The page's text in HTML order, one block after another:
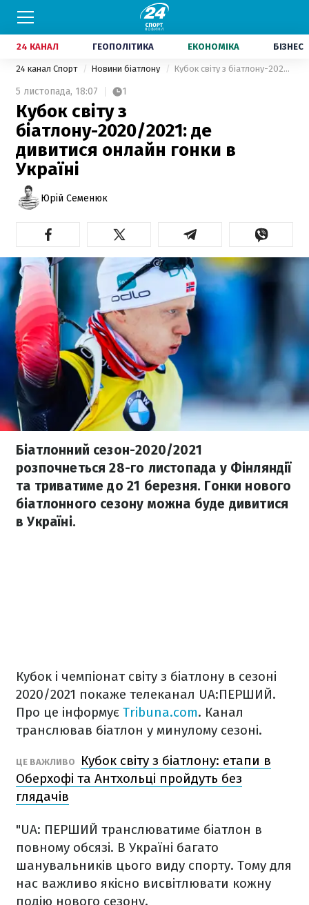
24 КАНАЛ ГЕОПОЛІТИКА ЕКОНОМІКА БІЗНЕС
24 канал Спорт Новини біатлону Кубок світу з біатлону-2020/2021: де дивитися онлайн гонки в Україні
5 листопада, 18:07 1
Кубок світу з
біатлону-2020/2021: де
дивитися онлайн гонки в
Україні
Юрій Семенюк
Біатлонний сезон-2020/2021
розпочнеться 28-го листопада у Фінляндії
та триватиме до 21 березня. Гонки нового
біатлонного сезону можна буде дивитися
в Україні.
Кубок і чемпіонат світу з біатлону в сезоні
2020/2021 покаже телеканал UA:ПЕРШИЙ.
Про це інформує Tribuna.com. Канал
транслював біатлон у минулому сезоні.
ЦЕ ВАЖЛИВО
Кубок світу з біатлону: етапи в
Оберхофі та Антхольці пройдуть без
глядачів
"UA: ПЕРШИЙ транслюватиме біатлон в
повному обсязі. В Україні багато
шанувальників цього виду спорту. Тому для
нас важливо якісно висвітлювати кожну
подію нового сезону.